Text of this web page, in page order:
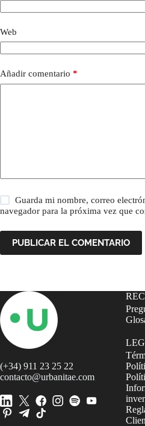
Web
Añadir comentario *
Guarda mi nombre, correo
navegador para la próxima vez que
PUBLICAR EL COMENTARIO
(+34) 911 23 25 22
contacto@urbanitae.com